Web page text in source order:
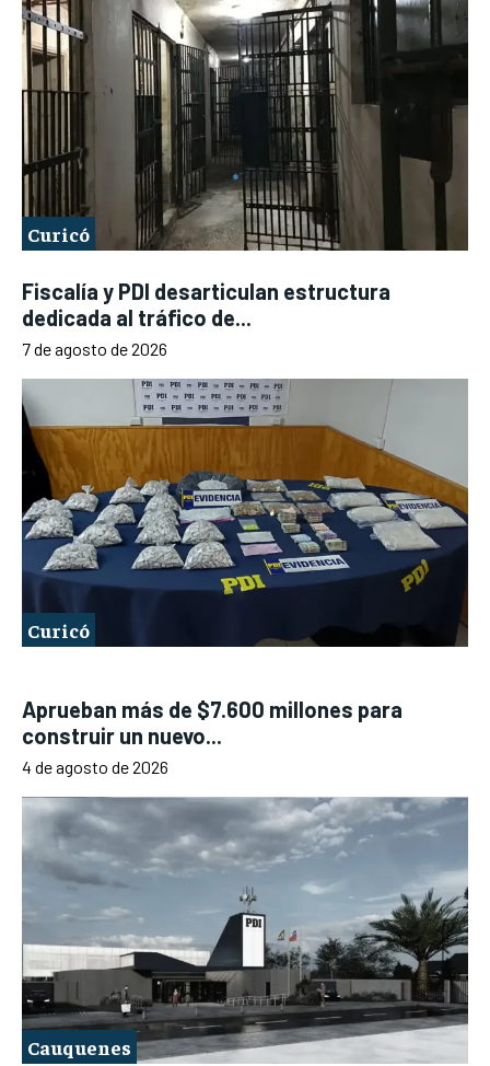
Curicó
Fiscalía y PDI desarticulan estructura
dedicada al tráfico de...
7 de agosto de 2026
Curicó
Aprueban más de $7.600 millones para
construir un nuevo...
4 de agosto de 2026
Cauquenes